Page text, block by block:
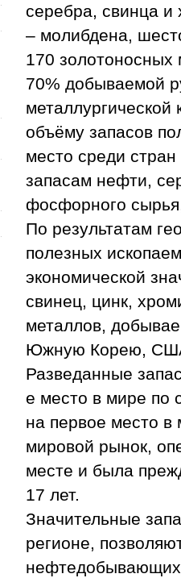
серебра, свинца и
– молибдена,
170
70% добываемой
объёму запасов
место среди
запасам нефти,
фосфорного
По результатам
полезных
экономической
свинец, цинк,
металлов,
Южную Корею,
Разведанные
е место в мире по
на первое место в
мировой рынок,
месте и была
17 лет.
Значительные
регионе,